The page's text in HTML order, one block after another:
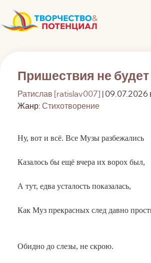
Пришествия не будет
Ратислав [ratislav007]
| 09.07.2026
Жанр: Стихотворение
Ну, вот и всё. Все Музы разбежались
Казалось бы ещё вчера их ворох был,
А тут, едва усталость показалась,
Как Муз прекрасных след давно
Обидно до слезы, не скрою.